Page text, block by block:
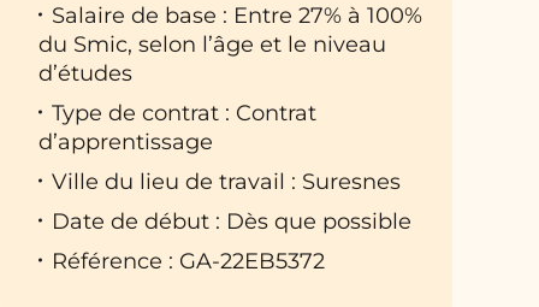
Salaire de base : Entre 27% à 100%
du Smic, selon l’âge et le niveau
d’études
Type de contrat : Contrat
d’apprentissage
Ville du lieu de travail : Suresnes
Date de début : Dès que possible
Référence : GA-22EB5372